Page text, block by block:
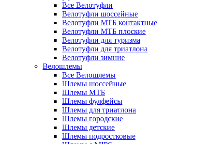
Все Велотуфли
Велотуфли шоссейные
Велотуфли МТБ контактные
Велотуфли МТБ плоские
Велотуфли для туризма
Велотуфли для триатлона
Велотуфли зимние
Велошлемы
Все Велошлемы
Шлемы шоссейные
Шлемы МТБ
Шлемы фулфейсы
Шлемы для триатлона
Шлемы городские
Шлемы детские
Шлемы подростковые